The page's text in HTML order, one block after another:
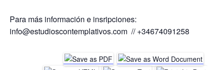
Para más información e insripciones:
info@estudioscontemplativos.com // +34674091258